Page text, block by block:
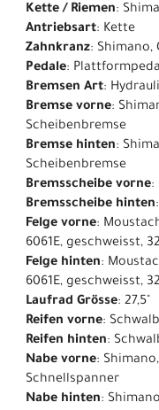
Kette / Riemen:
Antriebsart: Kette
Zahnkranz: Shimano,
Pedale:
Bremsen Art:
Bremse vorne:
Scheibenbremse
Bremse hinten:
Scheibenbremse
Bremsscheibe vorne:
Bremsscheibe hinten
Felge vorne:
6061E, geschweisst,
Felge hinten:
6061E, geschweisst,
Laufrad Grösse: 27,5"
Reifen vorne:
Reifen hinten:
Nabe vorne:
Schnellspanner
Nabe hinten: